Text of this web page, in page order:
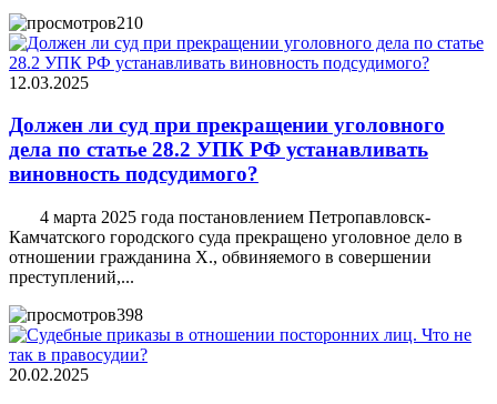
210
12.03.2025
Должен ли суд при прекращении уголовного
дела по статье 28.2 УПК РФ устанавливать
виновность подсудимого?
4 марта 2025 года постановлением Петропавловск-
Камчатского городского суда прекращено уголовное дело в
отношении гражданина Х., обвиняемого в совершении
преступлений,...
398
20.02.2025